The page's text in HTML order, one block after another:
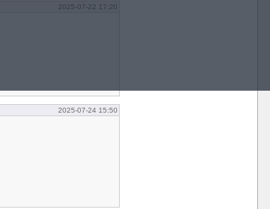
2025-07-22 17:20
2025-07-24 15:50